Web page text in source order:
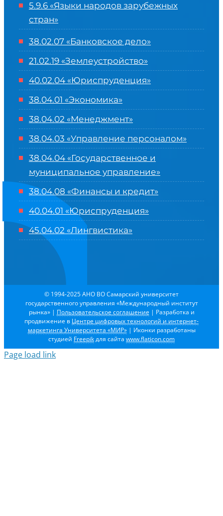
5.9.6 «Языки народов зарубежных
стран»
38.02.07 «Банковское дело»
21.02.19 «Землеустройство»
40.02.04 «Юриспруденция»
38.04.01 «Экономика»
38.04.02 «Менеджмент»
38.04.03 «Управление персоналом»
38.04.04 «Государственное и
муниципальное управление»
38.04.08 «Финансы и кредит»
40.04.01 «Юриспруденция»
45.04.02 «Лингвистика»
© 1994-2025 АНО ВО Самарский университет
государственного управления «Международный институт
рынка» | Пользовательское соглашение | Разработка и
продвижение в Центре цифровых технологий и интернет-
маркетинга Университета «МИР»| Иконки разработаны
студией Freepikдля сайта www.flaticon.com
Page load link